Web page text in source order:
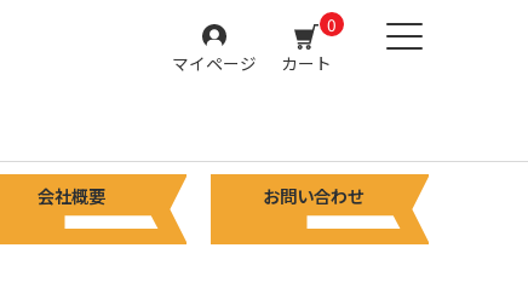
マイページ カート
0
会社概要 お問い合わせ